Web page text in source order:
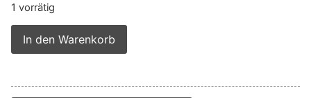
1 vorrätig
In den Warenkorb